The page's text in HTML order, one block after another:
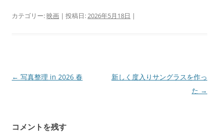
カテゴリー:映画 | 投稿日:2026年5月18日 |
投
ゲ
← 写真整理 in 2026 春
新しく度入りサングラスを作っ
た →
コメントを残す